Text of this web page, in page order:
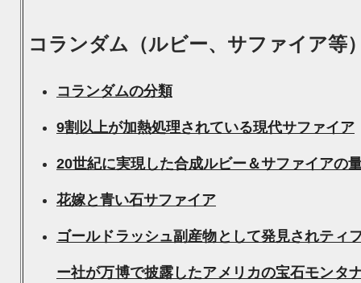
コランダム（ルビー、サファイア等
コランダムの分類
9割以上が加熱処理されている現代サファイア
20世紀に実現した合成ルビー＆サファイアの
花嫁と青い石サファイア
ゴールドラッシュ副産物として発見されティ
ー社が万博で披露したアメリカの宝石モンタ